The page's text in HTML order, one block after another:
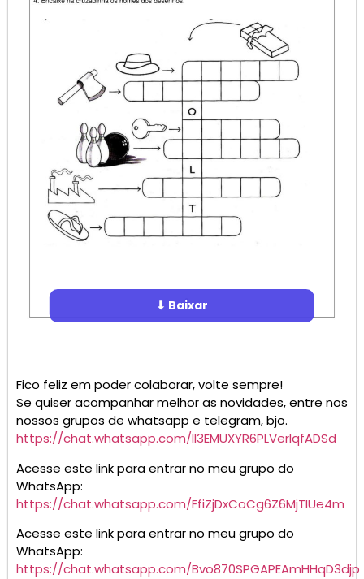
⬇ Baixar
Fico feliz em poder colaborar, volte sempre!
Se quiser acompanhar melhor as novidades, entre nos
nossos grupos de whatsapp e telegram, bjo.
https://chat.whatsapp.com/Il3EMUXYR6PLVerlqfADSd
Acesse este link para entrar no meu grupo do
WhatsApp:
https://chat.whatsapp.com/FfiZjDxCoCg6Z6MjTIUe4m
Acesse este link para entrar no meu grupo do
WhatsApp:
https://chat.whatsapp.com/Bvo870SPGAPEAmHHqD3djp